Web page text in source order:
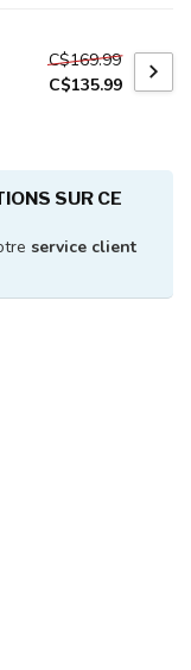
C$169.99
C$135.99
SUR CE
service client